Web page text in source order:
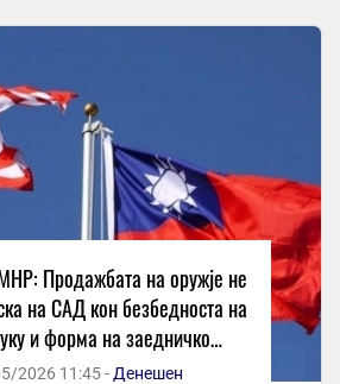
Продажбата на оружје не
на САД кон безбедноста на
и форма на заедничко
одвраќање
2026 11:45 - Денешен